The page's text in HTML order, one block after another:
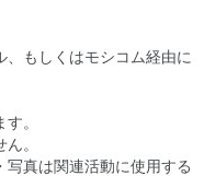
、もしくはモシコム経由に
。
。
写真は関連活動に使用する